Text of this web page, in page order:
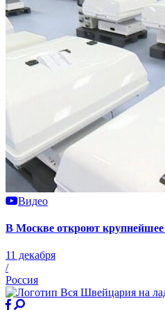
Видео
В Москве откроют
11 декабря
/
Россия